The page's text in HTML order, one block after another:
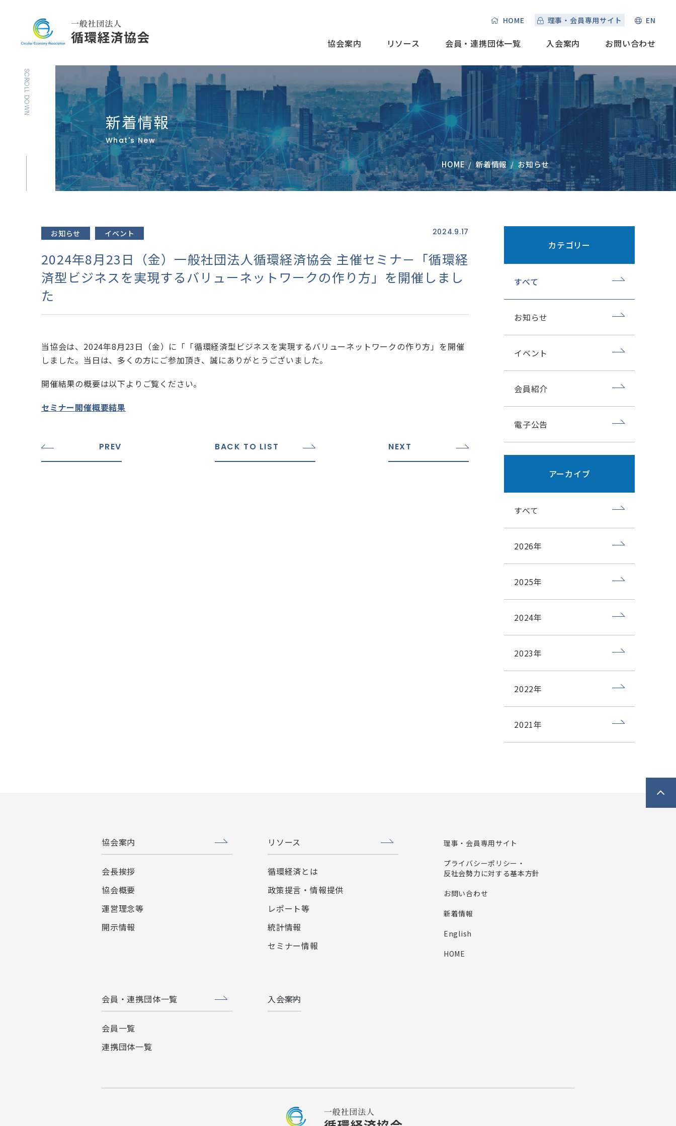
協会案内 リソース 会員・連携団体一覧 入会案内 お問い合わせ
HOME 理事・会員専用サイト EN
新着情報
What's New
HOME 新着情報 お知らせ
SCROLL DOWN
お知らせ イベント 2024.9.17
2024年8月23日（金）一般社団法人循環経済協会 主催セミナ－「循環経
済型ビジネスを実現するバリューネットワークの作り方」を開催しまし
た
当協会は、2024年8月23日（金）に「「循環経済型ビジネスを実現するバリューネットワークの作り方」を開催
しました。当日は、多くの方にご参加頂き、誠にありがとうございました。
開催結果の概要は以下よりご覧ください。
セミナー開催概要結果
PREV BACK TO LIST NEXT
カテゴリー
すべて
お知らせ
イベント
会員紹介
電子公告
アーカイブ
すべて
2026年
2025年
2024年
2023年
2022年
2021年
協会案内
会長挨拶
協会概要
運営理念等
開示情報
リソース
循環経済とは
政策提言・情報提供
レポート等
統計情報
セミナー情報
会員・連携団体一覧
会員一覧
連携団体一覧
入会案内
理事・会員専用サイト
プライバシーポリシー・
反社会勢力に対する基本方針
お問い合わせ
新着情報
English
HOME